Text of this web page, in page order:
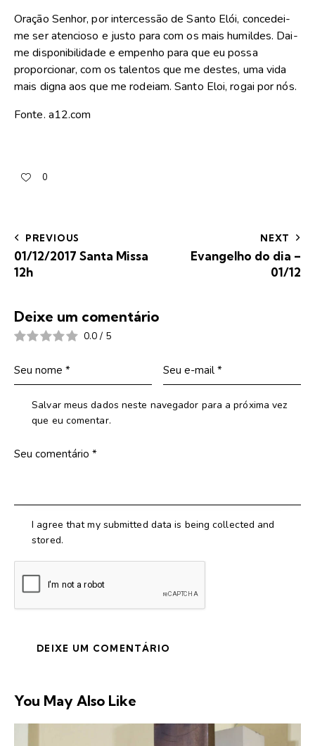
Oração Senhor, por intercessão de Santo Elói, concedei-
me ser atencioso e justo para com os mais humildes. Dai-
me disponibilidade e empenho para que eu possa
proporcionar, com os talentos que me destes, uma vida
mais digna aos que me rodeiam. Santo Eloi, rogai por nós.
Fonte. a12.com
0
PREVIOUS
01/12/2017 Santa Missa
12h
NEXT
Evangelho do dia –
01/12
Deixe um comentário
0.0 / 5
Salvar meus dados neste navegador para a próxima vez
que eu comentar.
I agree that my submitted data is being collected and
stored.
You May Also Like